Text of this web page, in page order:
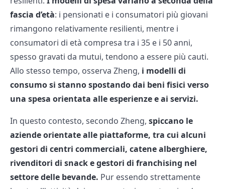
fascia d’età: i pensionati e i consumatori più giovani
rimangono relativamente resilienti, mentre i
consumatori di età compresa tra i 35 e i 50 anni,
spesso gravati da mutui, tendono a essere più cauti.
Allo stesso tempo, osserva Zheng, i modelli di
consumo si stanno spostando dai beni fisici verso
una spesa orientata alle esperienze e ai servizi.
In questo contesto, secondo Zheng, spiccano le
aziende orientate alle piattaforme, tra cui alcuni
gestori di centri commerciali, catene alberghiere,
rivenditori di snack e gestori di franchising nel
settore delle bevande. Pur essendo strettamente